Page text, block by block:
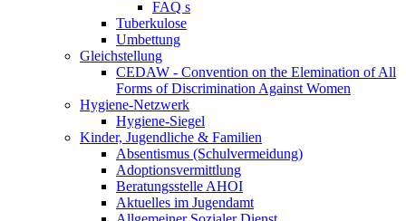
FAQ s
Tuberkulose
Umbettung
Gleichstellung
CEDAW - Convention on the Elemination of All
Forms of Discrimination Against Women
Hygiene-Netzwerk
Hygiene-Siegel
Kinder, Jugendliche & Familien
Absentismus (Schulvermeidung)
Adoptionsvermittlung
Beratungsstelle AHOI
Aktuelles im Jugendamt